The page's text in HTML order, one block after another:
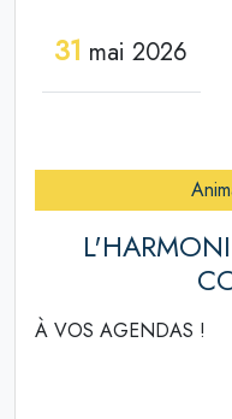
31 mai 2026
À VOS AGENDAS !